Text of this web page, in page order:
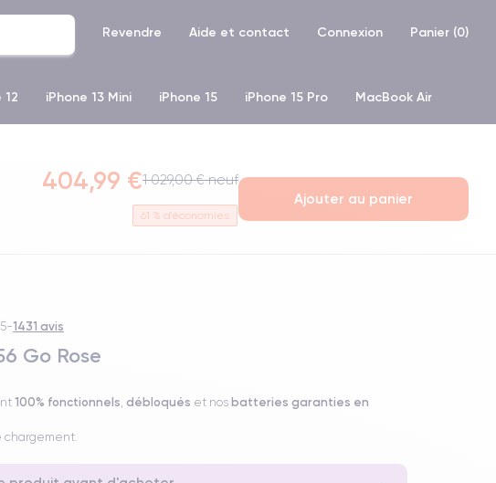
Revendre Aide et contact Connexion Panier (0)
12 iPhone 13 Mini iPhone 15 iPhone 15 Pro MacBook Air
404,99 €1 029,00 € neuf
61 % d'économies
Ajouter au panier
-1431 avis
Go Rose
100% fonctionnels débloqués et nos batteries garanties en
chargement.